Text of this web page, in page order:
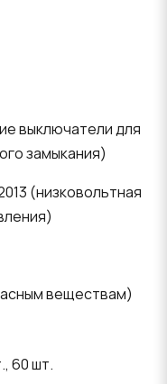
выключатели для
замыкания)
(низковольтная
веществам)
60 шт.